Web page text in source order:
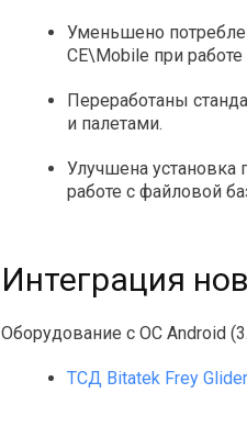
Уменьшено
CE\Mobile при
Переработаны
и палетами.
Улучшена установка
работе с файловой
Интеграция
Оборудование с ОС Android
ТСД Bitatek Frey Glider